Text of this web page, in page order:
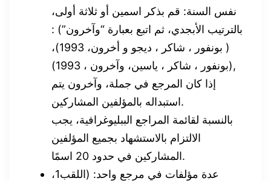
نفس السنة: قم بذكر اسمين أو ثلاثة أولى،
بالترتيب الأبجدي، ثم اتبع بعبارة “وآخرون”) :
( بونفور ، شاكر ، ديجو و أخرون، 1993)،
(بونفور ، شاكر ، ياسين، وآخرون ، 1993),
إذا كان المرجع في جملة، وآخرون يتم
استبداله بالمؤلفين المشاركين.
بالنسبة لقائمة المراجع الببليوغرافية، يجب
الالتزام بالاستشهاد بجميع المؤلفين
المشاركين في حدود 20 اسمًا.
عدة مؤلفات في مرجع واحد: (اللقب1،